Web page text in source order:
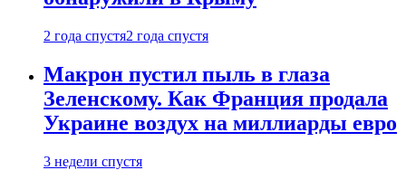
2 года спустя2 года спустя
Макрон пустил пыль в глаза
Зеленскому. Как Франция продала
Украине воздух на миллиарды евро
3 недели спустя